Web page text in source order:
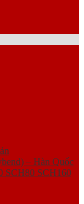
– Hàn Quốc
SCH80 SCH160